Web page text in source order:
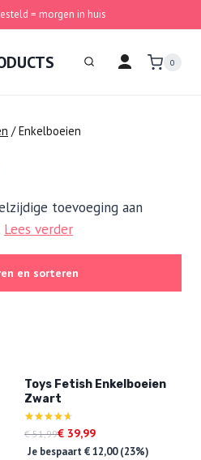
= morgen in huis
0
/ Enkelboeien
toevoeging aan
Lees verder
en sorteren
Toys Fetish Enkelboeien
Zwart
Gewaardeerd
4.67
uit 5
€51,99
Oorspronkelijke
prijs
€ 39,99
Huidige
prijs
Je bespaart €12,00(23%)